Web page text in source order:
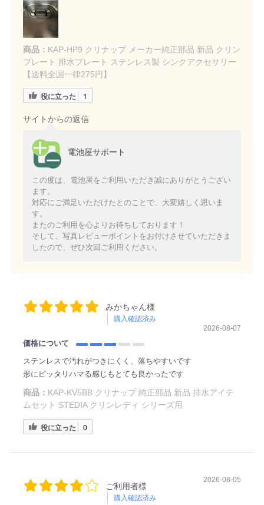
商品： KAP-HP9 クリナップ メーカー純正部品 新品 クリン
プレート 排水プレート ステンレス製 シンクアクセサリー
【送料全国一律275円】
役に立った 1
サイトからの返信
電池屋サポート
この度は、電池屋をご利用いただき誠にありがとうござい
ます。
対応にご満足いただけたとのことで、大変嬉しく思いま
す。
またのご利用を心よりお待ちしております！
そして、写真レビューポイントをお付けさせていただきま
したので、ぜひ次回ご利用ください。
みかちゃん様
購入確認済み
2026-08-07
価格について
ステンレスで汚れがつきにくく、落ちやすいです
形にピッタリハマる感じもとても良かったです
商品： KAP-KV5BB クリナップ 純正部品 新品 排水アイテ
ムセット STEDIA クリンレディ シリーズ用
役に立った 0
ご利用者様
購入確認済み
2026-08-05